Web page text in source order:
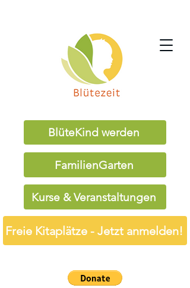
BlüteKind werden
FamilienGarten
Kurse & Veranstaltungen
Freie Kitaplätze - Jetzt anmelden!